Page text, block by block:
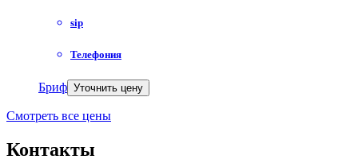
sip
Телефония
Бриф Уточнить цену
Смотреть все цены
Контакты